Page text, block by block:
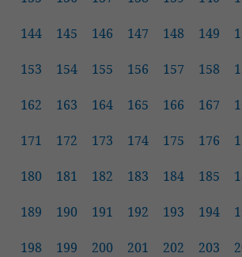
144 145 146 147 148 149
153 154 155 156 157 158
162 163 164 165 166 167
171 172 173 174 175 176
180 181 182 183 184 185
189 190 191 192 193 194
198 199 200 201 202 203